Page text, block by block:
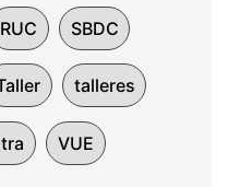
RUC SBDC
talleres
VUE